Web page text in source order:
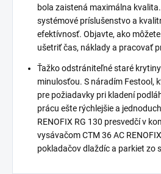
bola zaistená maximálna
systémové príslušenstvo a
efektívnosť. Objavte, ako
ušetriť čas, náklady a pracovať
Ťažko odstrániteľné staré
minulosťou. S náradím Festool,
pre požiadavky pri kladení
prácu ešte rýchlejšie a
RENOFIX RG 130 presvedčí v
vysávačom CTM 36 AC
pokladačov dlaždíc a parkiet zo